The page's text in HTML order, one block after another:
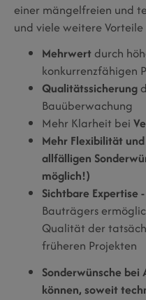
einer mängelfreien und
und viele weitere
Mehrwertdurch
konkurrenzfähigen
Qualitätssicherung
Bauüberwachung
Mehr Klarheit bei
Mehr Flexibilität
allfälligen
möglich!)
Sichtbare Expertise -
Bauträgers
Qualität der
früheren Projekten
Sonderwünsche bei
können, soweit